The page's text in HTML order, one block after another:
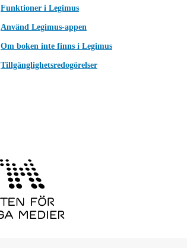
Funktioner i Legimus
Använd Legimus-appen
Om boken inte finns i Legimus
Tillgänglighetsredogörelser